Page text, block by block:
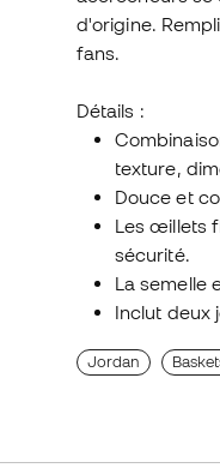
d'origine.
fans.
Détails :
texture,
Douce et
Les œillets
sécurité.
La semelle
Inclut deux
Jordan